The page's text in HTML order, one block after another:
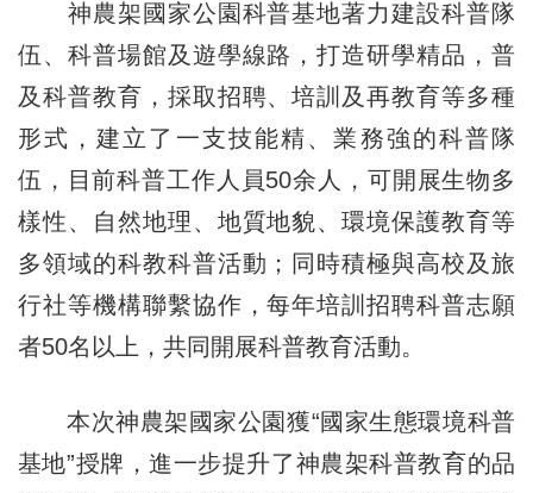
神農架國家公園科普基地著力建設科普隊
伍、科普場館及遊學線路，打造研學精品，普
及科普教育，採取招聘、培訓及再教育等多種
形式，建立了一支技能精、業務強的科普隊
伍，目前科普工作人員50余人，可開展生物多
樣性、自然地理、地質地貌、環境保護教育等
多領域的科教科普活動；同時積極與高校及旅
行社等機構聯繫協作，每年培訓招聘科普志願
者50名以上，共同開展科普教育活動。
本次神農架國家公園獲“國家生態環境科普
基地”授牌，進一步提升了神農架科普教育的品